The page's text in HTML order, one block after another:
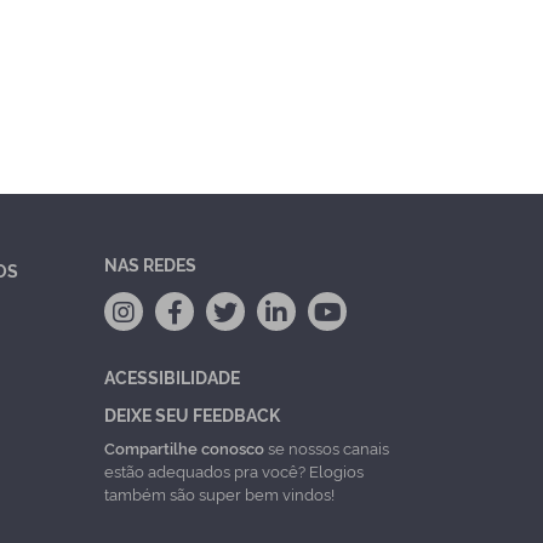
NAS REDES
ACESSIBILIDADE
DEIXE SEU FEEDBACK
Compartilhe conoscose nossos canais
estão adequados pra você? Elogios
também são super bem vindos!